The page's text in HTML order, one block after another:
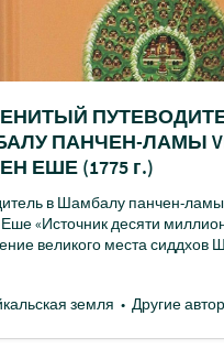
ПАНЧЕН-ЛАМЫ
ЕШЕ (1775 г.)
в Шамбалу панчен-ламы
«Источник десяти
великого места сиддхов
земля
Другие